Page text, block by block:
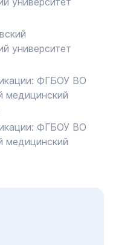
университет
ФГБОУ ВО
медицинский
ФГБОУ ВО
медицинский